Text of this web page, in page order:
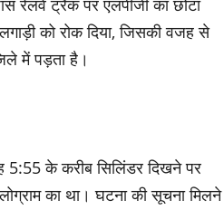
रेलवे ट्रैक पर एलपीजी का छोटा
को रोक दिया, जिसकी वजह से
में पड़ता है।
5:55 के करीब सिलिंडर दिखने पर
का था। घटना की सूचना मिलने